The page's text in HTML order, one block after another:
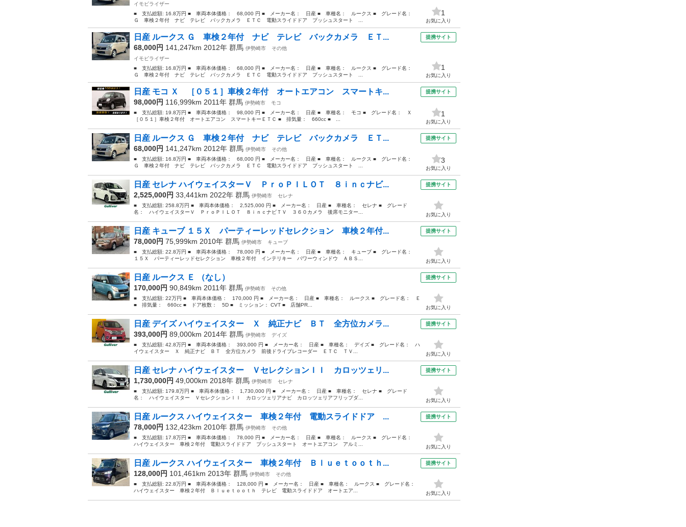
イモビライザー
■ 支払総額: 16.8万円 ■ 車両本体価格： 68,000 円 ■ メーカー名： 日産 ■ 車種名： ルークス ■ グレード名：
Ｇ 車検２年付 ナビ テレビ バックカメラ ＥＴＣ 電動スライドドア プッシュスタート ...
1
お気に入り
日産 ルークス Ｇ 車検２年付 ナビ テレビ バックカメラ ＥＴ...
68,000円 141,247km 2012年 群馬 伊勢崎市
その他
イモビライザー
■ 支払総額: 16.8万円 ■ 車両本体価格： 68,000 円 ■ メーカー名： 日産 ■ 車種名： ルークス ■ グレード名：
Ｇ 車検２年付 ナビ テレビ バックカメラ ＥＴＣ 電動スライドドア プッシュスタート ...
提携サイト
1
お気に入り
日産 モコ Ｘ ［０５１］車検２年付 オートエアコン スマートキ...
98,000円 116,999km 2011年 群馬 伊勢崎市
モコ
■ 支払総額: 19.8万円 ■ 車両本体価格： 98,000 円 ■ メーカー名： 日産 ■ 車種名： モコ ■ グレード名： Ｘ
［０５１］車検２年付 オートエアコン スマートキーＥＴＣ ■ 排気量： 660cc ■ ...
提携サイト
1
お気に入り
日産 ルークス Ｇ 車検２年付 ナビ テレビ バックカメラ ＥＴ...
68,000円 141,247km 2012年 群馬 伊勢崎市
その他
■ 支払総額: 16.8万円 ■ 車両本体価格： 68,000 円 ■ メーカー名： 日産 ■ 車種名： ルークス ■ グレード名：
Ｇ 車検２年付 ナビ テレビ バックカメラ ＥＴＣ 電動スライドドア プッシュスタート ...
提携サイト
3
お気に入り
日産 セレナ ハイウェイスターＶ ＰｒｏＰＩＬＯＴ ８ｉｎｃナビ...
2,525,000円 33,441km 2022年 群馬 伊勢崎市
セレナ
■ 支払総額: 258.8万円 ■ 車両本体価格： 2,525,000 円 ■ メーカー名： 日産 ■ 車種名： セレナ ■ グレード
名： ハイウェイスターＶ ＰｒｏＰＩＬＯＴ ８ｉｎｃナビＴＶ ３６０カメラ 後席モニター...
提携サイト
お気に入り
日産 キューブ １５Ｘ パーティーレッドセレクション 車検２年付...
78,000円 75,999km 2010年 群馬 伊勢崎市
キューブ
■ 支払総額: 22.8万円 ■ 車両本体価格： 78,000 円 ■ メーカー名： 日産 ■ 車種名： キューブ ■ グレード名：
１５Ｘ パーティーレッドセレクション 車検２年付 インテリキー パワーウィンドウ ＡＢＳ...
提携サイト
お気に入り
日産 ルークス Ｅ （なし）
170,000円 90,849km 2011年 群馬 伊勢崎市
その他
■ 支払総額: 22万円 ■ 車両本体価格： 170,000 円 ■ メーカー名： 日産 ■ 車種名： ルークス ■ グレード名： Ｅ
■ 排気量： 660cc ■ ドア枚数： 5D ■ ミッション： CVT ■ 店舗PR...
提携サイト
お気に入り
日産 デイズ ハイウェイスター Ｘ 純正ナビ ＢＴ 全方位カメラ...
393,000円 89,000km 2014年 群馬 伊勢崎市
デイズ
■ 支払総額: 42.8万円 ■ 車両本体価格： 393,000 円 ■ メーカー名： 日産 ■ 車種名： デイズ ■ グレード名： ハ
イウェイスター Ｘ 純正ナビ ＢＴ 全方位カメラ 前後ドライブレコーダー ＥＴＣ ＴＶ...
提携サイト
お気に入り
日産 セレナ ハイウェイスター ＶセレクションＩＩ カロッツェリ...
1,730,000円 49,000km 2018年 群馬 伊勢崎市
セレナ
■ 支払総額: 179.8万円 ■ 車両本体価格： 1,730,000 円 ■ メーカー名： 日産 ■ 車種名： セレナ ■ グレード
名： ハイウェイスター ＶセレクションＩＩ カロッツェリアナビ カロッツェリアフリップダ...
提携サイト
お気に入り
日産 ルークス ハイウェイスター 車検２年付 電動スライドドア ...
78,000円 132,423km 2010年 群馬 伊勢崎市
その他
■ 支払総額: 17.8万円 ■ 車両本体価格： 78,000 円 ■ メーカー名： 日産 ■ 車種名： ルークス ■ グレード名：
ハイウェイスター 車検２年付 電動スライドドア プッシュスタート オートエアコン アルミ...
提携サイト
お気に入り
日産 ルークス ハイウェイスター 車検２年付 Ｂｌｕｅｔｏｏｔｈ...
128,000円 101,461km 2013年 群馬 伊勢崎市
その他
■ 支払総額: 22.8万円 ■ 車両本体価格： 128,000 円 ■ メーカー名： 日産 ■ 車種名： ルークス ■ グレード名：
ハイウェイスター 車検２年付 Ｂｌｕｅｔｏｏｔｈ テレビ 電動スライドドア オートエア...
提携サイト
お気に入り